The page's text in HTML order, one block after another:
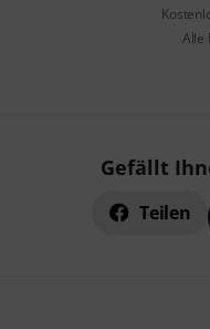
Alle
Gefällt
Teilen